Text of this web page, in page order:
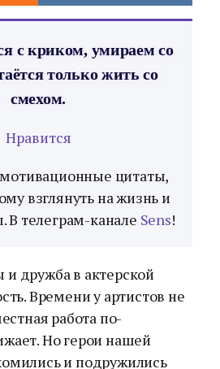
с криком, умираем со
только жить со
смехом.
Нравится
цитаты,
взглянуть на жизнь и
В телеграм-канале Sens!
дружба в актерской
Времени у артистов не
работа по-
Но герои нашей
и подружились